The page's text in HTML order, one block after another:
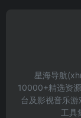
星海导航
10000+精选资
台及影视音乐
工具